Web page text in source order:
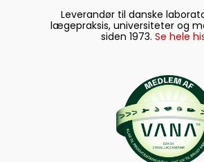
Leverandør til danske
lægepraksis, universiteter og
siden 1973. Se hele